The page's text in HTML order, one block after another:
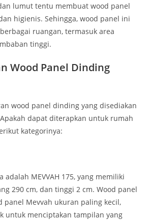
lumut tentu membuat wood panel
higienis. Sehingga, wood panel ini
ruangan, termasuk area
tinggi.
Wood Panel Dinding
wood panel dinding yang disediakan
dapat diterapkan untuk rumah
kategorinya:
adalah MEVVAH 175, yang memiliki
290 cm, dan tinggi 2 cm. Wood panel
panel Mevvah ukuran paling kecil,
untuk menciptakan tampilan yang